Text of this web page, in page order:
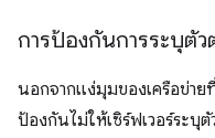
การป้องกันการระบุตัว
นอกจากแง่มุมของเครือข่าย
ป้องกันไม่ให้เซิร์ฟเวอร์ระบุ